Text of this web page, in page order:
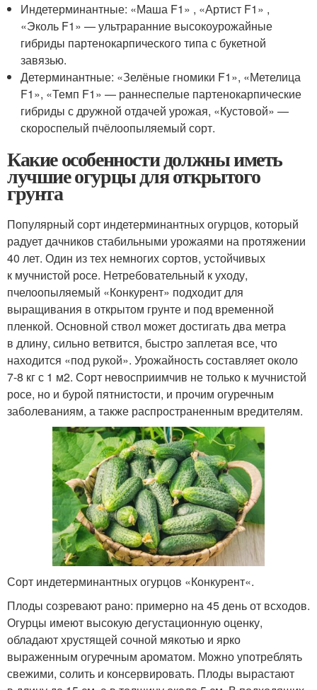
Индетерминантные: «Маша F1» , «Артист F1» ,
«Эколь F1» — ультраранние высокоурожайные
гибриды партенокарпического типа с букетной
завязью.
Детерминантные: «Зелёные гномики F1», «Метелица
F1», «Темп F1» — раннеспелые партенокарпические
гибриды с дружной отдачей урожая, «Кустовой» —
скороспелый пчёлоопыляемый сорт.
Какие особенности должны иметь
лучшие огурцы для открытого
грунта
Популярный сорт индетерминантных огурцов, который
радует дачников стабильными урожаями на протяжении
40 лет. Один из тех немногих сортов, устойчивых
к мучнистой росе. Нетребовательный к уходу,
пчелоопыляемый «Конкурент» подходит для
выращивания в открытом грунте и под временной
пленкой. Основной ствол может достигать два метра
в длину, сильно ветвится, быстро заплетая все, что
находится «под рукой». Урожайность составляет около
7-8 кг с 1 м2. Сорт невосприимчив не только к мучнистой
росе, но и бурой пятнистости, и прочим огуречным
заболеваниям, а также распространенным вредителям.
Сорт индетерминантных огурцов «Конкурент«.
Плоды созревают рано: примерно на 45 день от всходов.
Огурцы имеют высокую дегустационную оценку,
обладают хрустящей сочной мякотью и ярко
выраженным огуречным ароматом. Можно употреблять
свежими, солить и консервировать. Плоды вырастают